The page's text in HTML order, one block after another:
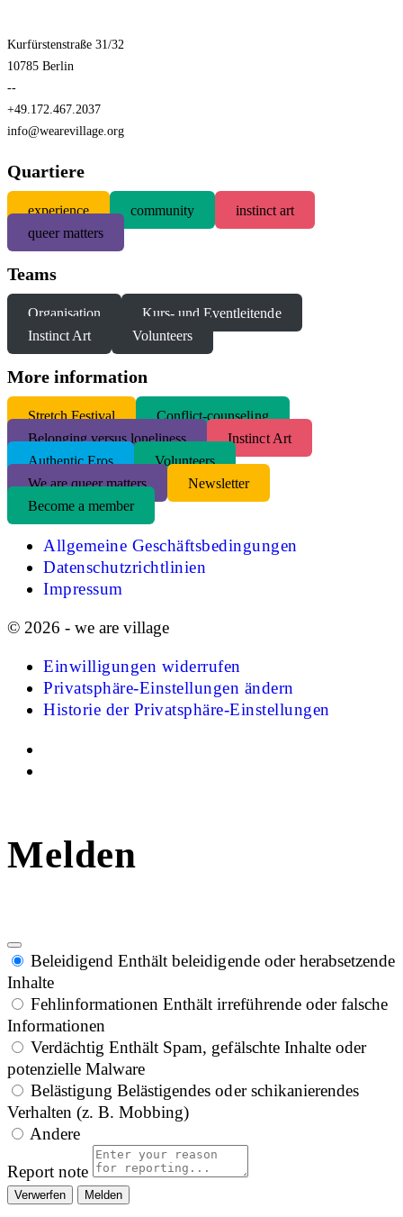
Kurfürstenstraße 31/32
10785 Berlin
--
+49.172.467.2037
info@wearevillage.org
Quartiere
experience community
instinct art
queer matters
Teams
Organisation
Kurs- und Eventleitende
Instinct Art
Volunteers
More information
Stretch Festival
Conflict-counseling
Belonging versus loneliness
Instinct Art
Authentic Eros
Volunteers
We are queer matters
Newsletter
Become a member
Allgemeine Geschäftsbedingungen
Datenschutzrichtlinien
Impressum
© 2026 - we are village
Einwilligungen widerrufen
Privatsphäre-Einstellungen ändern
Historie der Privatsphäre-Einstellungen
Melden
Beleidigend Enthält beleidigende oder herabsetzende
Inhalte
Fehlinformationen Enthält irreführende oder falsche
Informationen
Verdächtig Enthält Spam, gefälschte Inhalte oder
potenzielle Malware
Belästigung Belästigendes oder schikanierendes
Verhalten (z. B. Mobbing)
Andere
Report note
Melden